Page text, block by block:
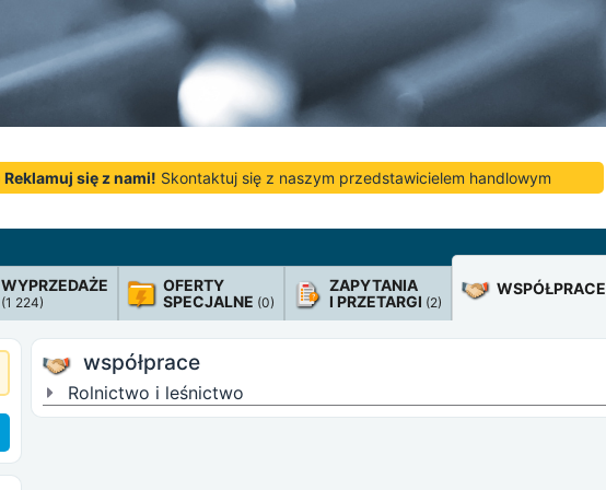
Reklamuj się z nami! Skontaktuj się z naszym przedstawicielem handlowym
WYPRZEDAŻE
(1 224)
OFERTY
SPECJALNE (0)
ZAPYTANIA
I PRZETARGI (2)
WSPÓŁPRACE
współprace
Rolnictwo i leśnictwo